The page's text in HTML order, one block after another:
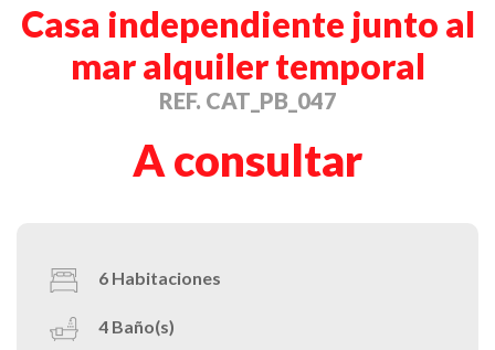
Casa independiente junto al
mar alquiler temporal
REF. CAT_PB_047
A consultar
6 Habitaciones
4 Baño(s)